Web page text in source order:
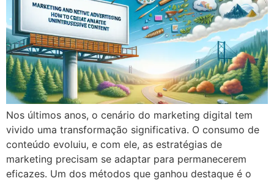
Nos últimos anos, o cenário do marketing digital tem
vivido uma transformação significativa. O consumo de
conteúdo evoluiu, e com ele, as estratégias de
marketing precisam se adaptar para permanecerem
eficazes. Um dos métodos que ganhou destaque é o